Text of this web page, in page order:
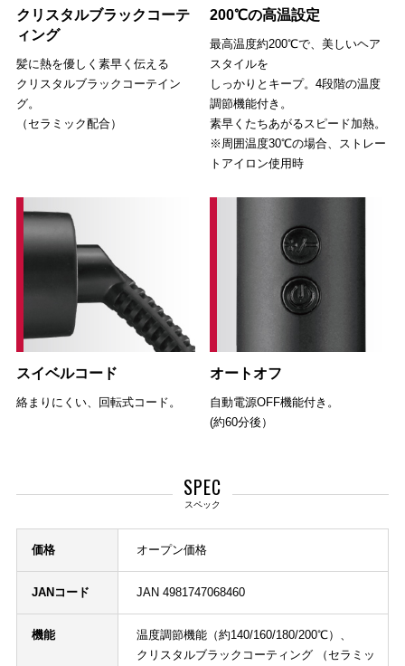
クリスタルブラックコーテ
ィング
髪に熱を優しく素早く伝える
クリスタルブラックコーテイン
グ。
（セラミック配合）
200℃の高温設定
最高温度約200℃で、美しいヘア
スタイルを
しっかりとキープ。4段階の温度
調節機能付き。
素早くたちあがるスピード加熱。
※周囲温度30℃の場合、ストレー
トアイロン使用時
スイベルコード
絡まりにくい、回転式コード。
オートオフ
自動電源OFF機能付き。
(約60分後）
SPEC
スペック
価格 オープン価格
JANコード JAN 4981747068460
機能
温度調節機能（約140/160/180/200℃）、
クリスタルブラックコーティング （セラミッ